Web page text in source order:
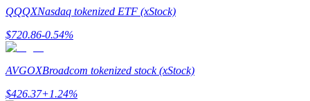
Hingga 65% Komisi!
QQQXNasdaq tokenized ETF (xStock)
$720.86-0.54%
AVGOXBroadcom tokenized stock (xStock)
$426.37+1.24%